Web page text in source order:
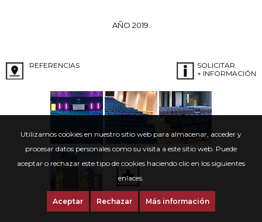
Utilizamos cookies en nuestro sitio web para almacenar, acceder y
procesar datos personales como su visita a este sitio web. Puede
aceptar o rechazar este tipo de cookies haciendo clic en los siguientes
enlaces.
Aceptar Rechazar Más información
AÑO 2019.
REFERENCIAS
SOLICITAR
+ INFORMACIÓN